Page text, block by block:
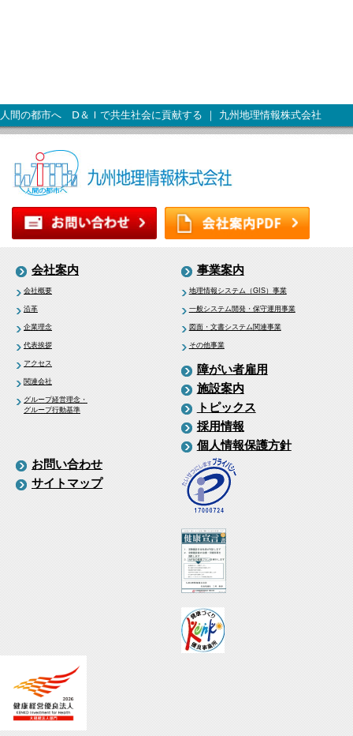
人間の都市へ Ⅾ＆Ｉで共生社会に貢献する ｜ 九州地理情報株式会社
会社案内
会社概要
沿革
企業理念
代表挨拶
アクセス
関連会社
グループ経営理念・
グループ行動基準
事業案内
地理情報システム（GIS）事業
一般システム開発・保守運用事業
図面・文書システム関連事業
その他事業
障がい者雇用
施設案内
トピックス
採用情報
個人情報保護方針
お問い合わせ
サイトマップ